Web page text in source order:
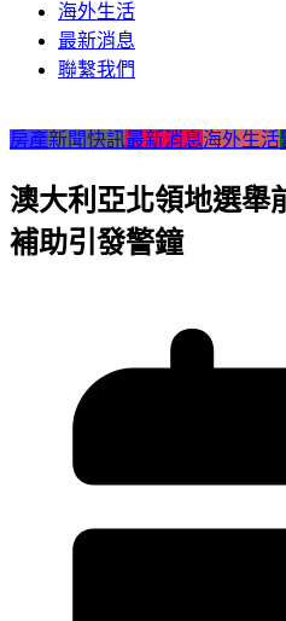
海外生活
最新消息
聯繫我們
房產新聞快訊最新消息海外生活
澳大利亞北領地選舉
補助引發警鐘